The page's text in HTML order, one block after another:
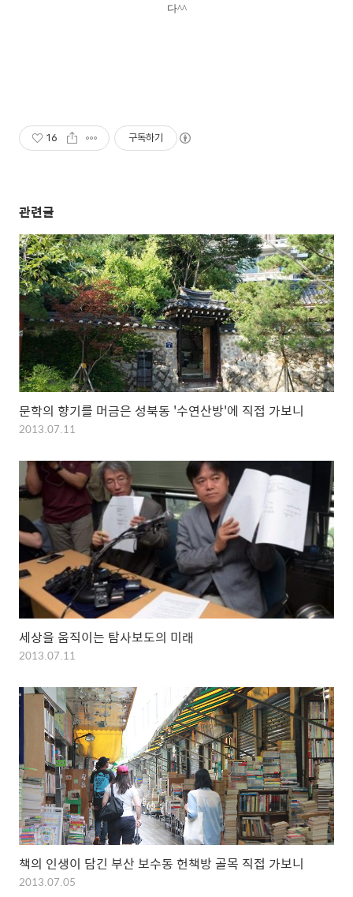
다^^
16 구독하기
관련글
문학의 향기를 머금은 성북동 '수연산방'에 직접 가보니
2013.07.11
세상을 움직이는 탐사보도의 미래
2013.07.11
책의 인생이 담긴 부산 보수동 헌책방 골목 직접 가보니
2013.07.05